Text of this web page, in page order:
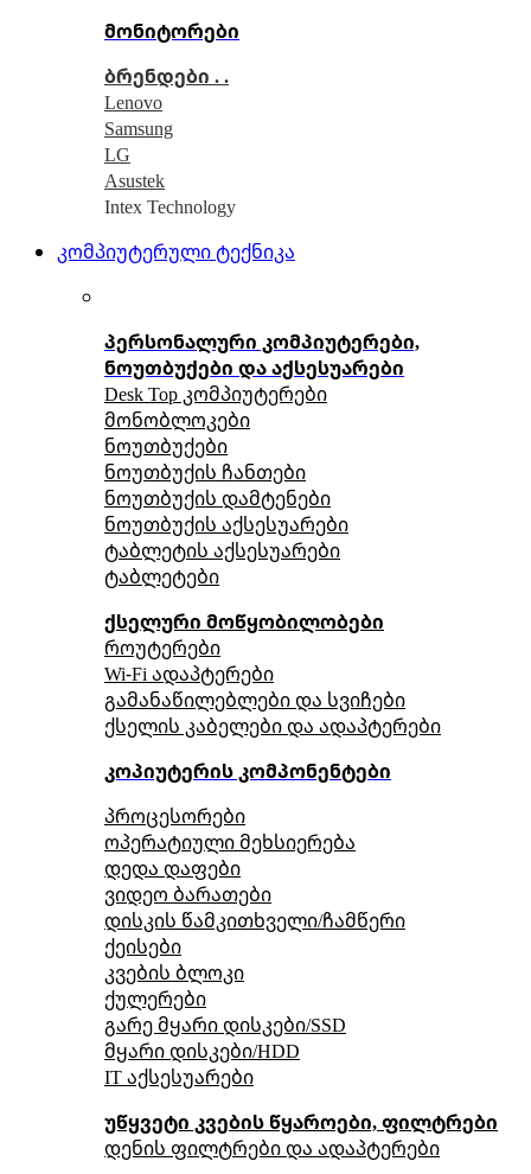
მონიტორები
ბრენდები . .
Lenovo
Samsung
LG
Asustek
Intex Technology
კომპიუტერული ტექნიკა
პერსონალური კომპიუტერები,
ნოუთბუქები და აქსესუარები
Desk Top კომპიუტერები
მონობლოკები
ნოუთბუქები
ნოუთბუქის ჩანთები
ნოუთბუქის დამტენები
ნოუთბუქის აქსესუარები
ტაბლეტის აქსესუარები
ტაბლეტები
ქსელური მოწყობილობები
როუტერები
Wi-Fi ადაპტერები
გამანაწილებლები და სვიჩები
ქსელის კაბელები და ადაპტერები
კოპიუტერის კომპონენტები
პროცესორები
ოპერატიული მეხსიერება
დედა დაფები
ვიდეო ბარათები
დისკის წამკითხველი/ჩამწერი
ქეისები
კვების ბლოკი
ქულერები
გარე მყარი დისკები/SSD
მყარი დისკები/HDD
IT აქსესუარები
უწყვეტი კვების წყაროები, ფილტრები
დენის ფილტრები და ადაპტერები